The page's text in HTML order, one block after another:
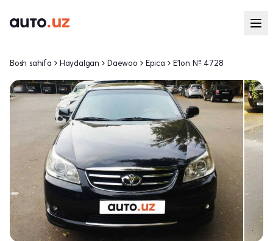
Bosh sahifa Haydalgan Daewoo Epica E'lon № 4728